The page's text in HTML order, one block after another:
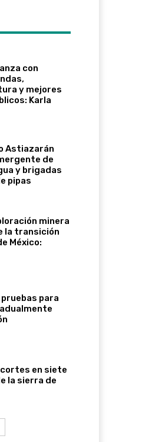
con
y mejores
Karla
Astiazarán
de
y brigadas
pipas
minera
la transición
México:
para
cortes en siete
la sierra de